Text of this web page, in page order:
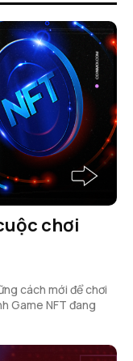
chơi
cách mới để chơi
Game NFT đang